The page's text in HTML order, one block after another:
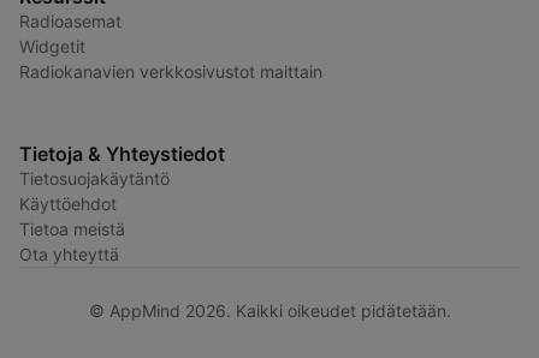
Radioasemat
Widgetit
Radiokanavien verkkosivustot maittain
Tietoja & Yhteystiedot
Tietosuojakäytäntö
Käyttöehdot
Tietoa meistä
Ota yhteyttä
© AppMind 2026. Kaikki oikeudet pidätetään.